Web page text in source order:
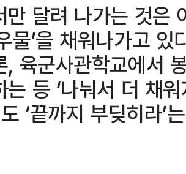
만 달려 나가는 것은
물’을 채워나가고
, 육군사관학교에서
등 ‘나눠서 더 채
‘끝까지 부딪히라’